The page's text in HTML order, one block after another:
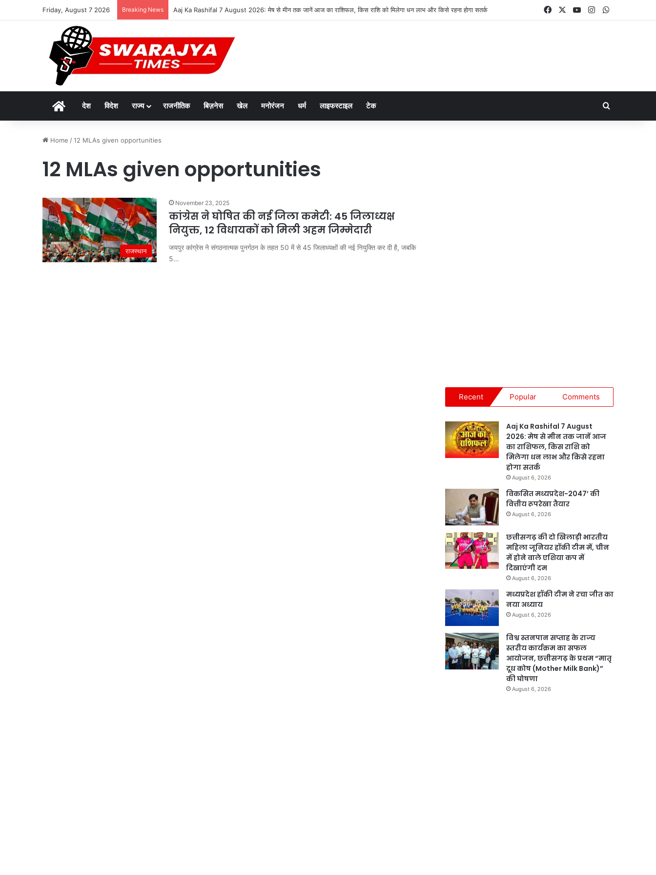
Friday, August 7 2026 Breaking News विकसित मध्यप्रदेश-2047’ की वित्तीय रूपरेखा तैयार FacebookYouTubeInstagram
Homeदेश विदेश राज्य राजनीतिक बिज़नेस खेल मनोरंजन धर्म लाइफस्टाइल टेक Search for
Home /12 MLAs given opportunities
12 MLAs given opportunities
राजस्थान
November 23, 2025
कांग्रेस ने घोषित की नई जिला कमेटी: 45 जिलाध्यक्ष
नियुक्त, 12 विधायकों को मिली अहम जिम्मेदारी
जयपुर कांग्रेस ने संगठनात्मक पुनर्गठन के तहत 50 में से 45 जिलाध्यक्षों की नई नियुक्ति कर दी है, जबकि
5…
Recent Popular Comments
Aaj Ka Rashifal 7 August
2026: मेष से मीन तक जानें आज
का राशिफल, किस राशि को
मिलेगा धन लाभ और किसे रहना
होगा सतर्क
August 6, 2026
विकसित मध्यप्रदेश-2047’ की
वित्तीय रूपरेखा तैयार
August 6, 2026
छत्तीसगढ़ की दो खिलाड़ी भारतीय
महिला जूनियर हॉकी टीम में, चीन
में होने वाले एशिया कप में
दिखाएंगी दम
August 6, 2026
मध्यप्रदेश हॉकी टीम ने रचा जीत का
नया अध्याय
August 6, 2026
विश्व स्तनपान सप्ताह के राज्य
स्तरीय कार्यक्रम का सफल
आयोजन, छत्तीसगढ़ के प्रथम “मातृ
दूध कोष (Mother Milk Bank)”
की घोषणा
August 6, 2026